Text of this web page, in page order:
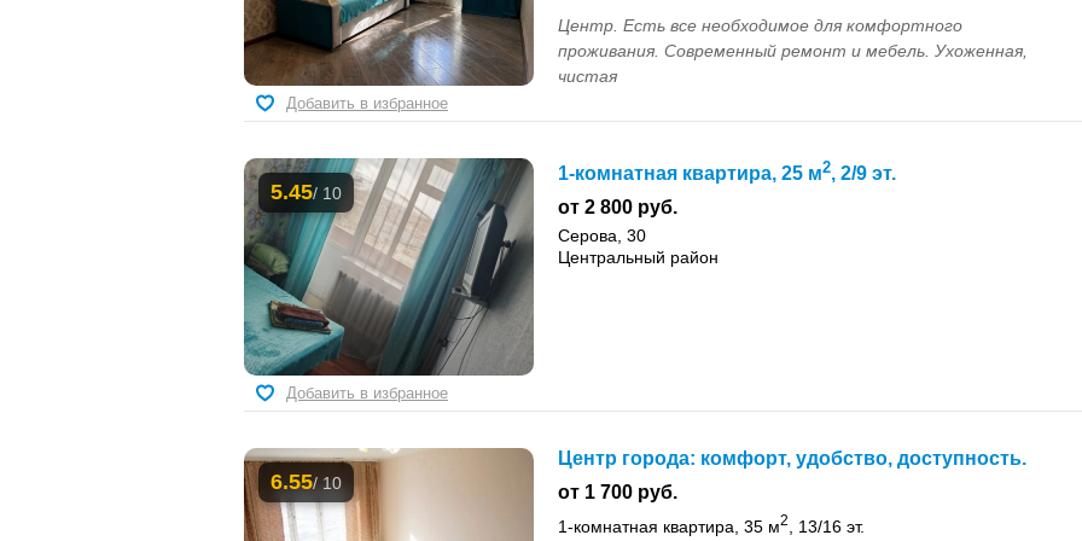
Центр. Есть все необходимое для комфортного
проживания. Современный ремонт и мебель. Ухоженная,
чистая
Добавить в избранное
5.45/ 10
1-комнатная квартира, 25 м2, 2/9 эт.
от 2 800 руб.
Серова, 30
Центральный район
Добавить в избранное
6.55/ 10
Центр города: комфорт, удобство, доступность.
от 1 700 руб.
1-комнатная квартира, 35 м2
, 13/16 эт.